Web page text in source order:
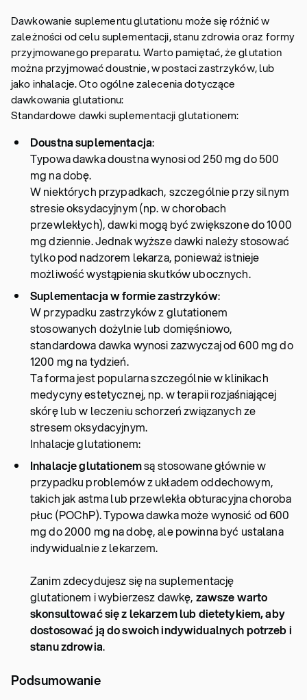
Dawkowanie suplementu glutationu może się różnić w
zależności od celu suplementacji, stanu zdrowia oraz formy
przyjmowanego preparatu. Warto pamiętać, że glutation
można przyjmować doustnie, w postaci zastrzyków, lub
jako inhalacje. Oto ogólne zalecenia dotyczące
dawkowania glutationu:
Standardowe dawki suplementacji glutationem:
Doustna suplementacja:
Typowa dawka doustna wynosi od 250 mg do 500
mg na dobę.
W niektórych przypadkach, szczególnie przy silnym
stresie oksydacyjnym (np. w chorobach
przewlekłych), dawki mogą być zwiększone do 1000
mg dziennie. Jednak wyższe dawki należy stosować
tylko pod nadzorem lekarza, ponieważ istnieje
możliwość wystąpienia skutków ubocznych.
Suplementacja w formie zastrzyków:
W przypadku zastrzyków z glutationem
stosowanych dożylnie lub domięśniowo,
standardowa dawka wynosi zazwyczaj od 600 mg do
1200 mg na tydzień.
Ta forma jest popularna szczególnie w klinikach
medycyny estetycznej, np. w terapii rozjaśniającej
skórę lub w leczeniu schorzeń związanych ze
stresem oksydacyjnym.
Inhalacje glutationem:
Inhalacje glutationemsą stosowane głównie w
przypadku problemów z układem oddechowym,
takich jak astma lub przewlekła obturacyjna choroba
płuc (POChP). Typowa dawka może wynosić od 600
mg do 2000 mg na dobę, ale powinna być ustalana
indywidualnie z lekarzem.
Zanim zdecydujesz się na suplementację
glutationem i wybierzesz dawkę, zawsze warto
skonsultować się z lekarzem lub dietetykiem, aby
dostosować ją do swoich indywidualnych potrzeb i
stanu zdrowia.
Podsumowanie